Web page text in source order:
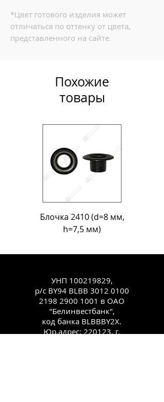
*Цвет готового изделия может
отличаться по оттенку от цвета,
представленного на сайте.
Похожие
товары
Блочка 2410 (d=8 мм,
h=7,5 мм)
УНП 100219829,
р/с BY94 BLBB 3012 0100
2198 2900 1001 в ОАО
"Белинвестбанк",
код банка BLBBBY2X.
Юр.адрес: 220123, г.